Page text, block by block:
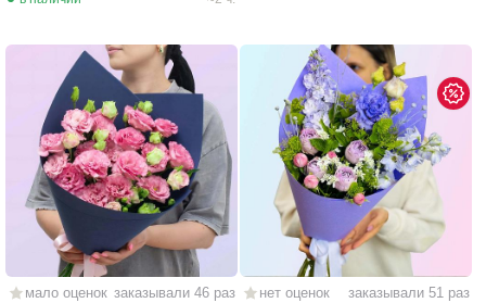
мало оценок заказывали 46 раз нет оценок заказывали 51 раз